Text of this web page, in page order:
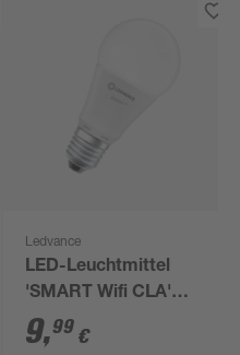
Ledvance
LED-Leuchtmittel
'SMART Wifi CLA'
dimmbar
Standardform matt
9,99 €